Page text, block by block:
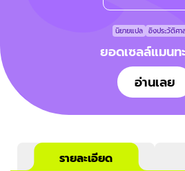
นิยายแปล อิงประวัติศา
ยอดเซลล์แมนท
อ่านเลย
รายละเอียด